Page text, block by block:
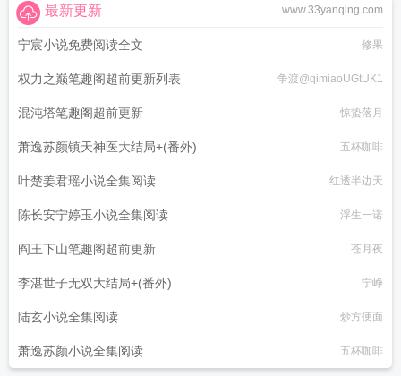
www.33yanqing.com
最新更新
宁宸小说免费阅读全文 修果
权力之巅笔趣阁超前更新列表 争渡@qimiaoUGtUK1
混沌塔笔趣阁超前更新 惊蛰落月
萧逸苏颜镇天神医大结局+(番外) 五杯咖啡
叶楚姜君瑶小说全集阅读 红透半边天
陈长安宁婷玉小说全集阅读 浮生一诺
阎王下山笔趣阁超前更新 苍月夜
李湛世子无双大结局+(番外) 宁峥
陆玄小说全集阅读 炒方便面
萧逸苏颜小说全集阅读 五杯咖啡